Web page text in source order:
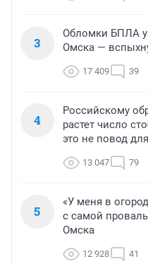
3
Обломки БПЛА
Омска —
17 409 39
4
Российскому
растет число
это не повод
13 047 79
5
«У меня в
с самой
Омска
12 928 41